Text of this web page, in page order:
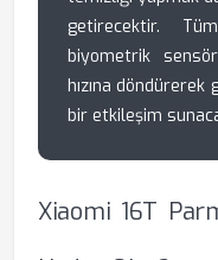
getirecektir.
biyometrik sensör
hızına döndürerek
bir etkileşim
Xiaomi 16T